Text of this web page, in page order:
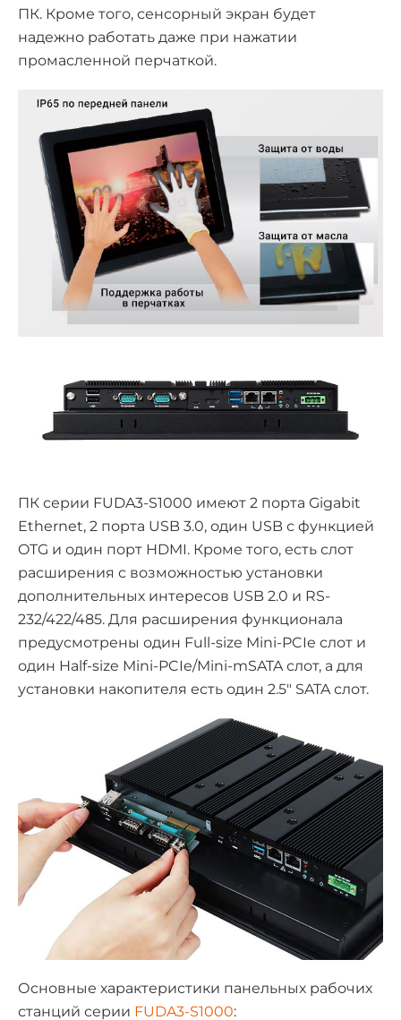
ПК. Кроме того, сенсорный экран будет
надежно работать даже при нажатии
промасленной перчаткой.
ПК серии FUDA3-S1000 имеют 2 порта Gigabit
Ethernet, 2 порта USB 3.0, один USB с функцией
OTG и один порт HDMI. Кроме того, есть слот
расширения с возможностью установки
дополнительных интересов USB 2.0 и RS-
232/422/485. Для расширения функционала
предусмотрены один Full-size Mini-PCIe слот и
один Half-size Mini-PCIe/Mini-mSATA слот, а для
установки накопителя есть один 2.5″ SATA слот.
Основные характеристики панельных рабочих
станций серии FUDA3-S1000: